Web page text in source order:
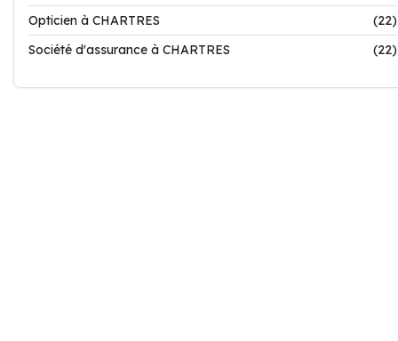
Opticien à CHARTRES
(22)
Société d'assurance à CHARTRES
(22)